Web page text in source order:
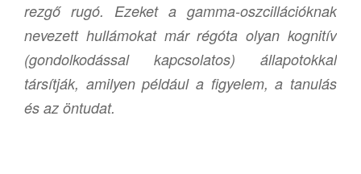
rezgő rugó. Ezeket a gamma-oszcillációknak
nevezett hullámokat már régóta olyan kognitív
(gondolkodással kapcsolatos) állapotokkal
társítják, amilyen például a figyelem, a tanulás
és az öntudat.